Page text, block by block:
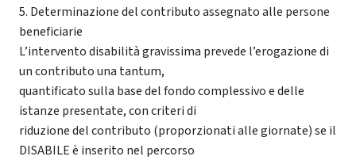
5. Determinazione del contributo assegnato alle persone
beneficiarie
L’intervento disabilità gravissima prevede l’erogazione di
un contributo una tantum,
quantificato sulla base del fondo complessivo e delle
istanze presentate, con criteri di
riduzione del contributo (proporzionati alle giornate) se il
DISABILE è inserito nel percorso